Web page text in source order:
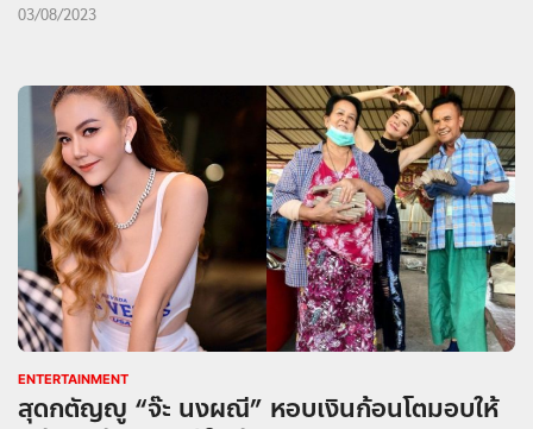
03/08/2023
ENTERTAINMENT
สุดกตัญญู “จ๊ะ นงผณี” หอบเงินก้อนโตมอบให้